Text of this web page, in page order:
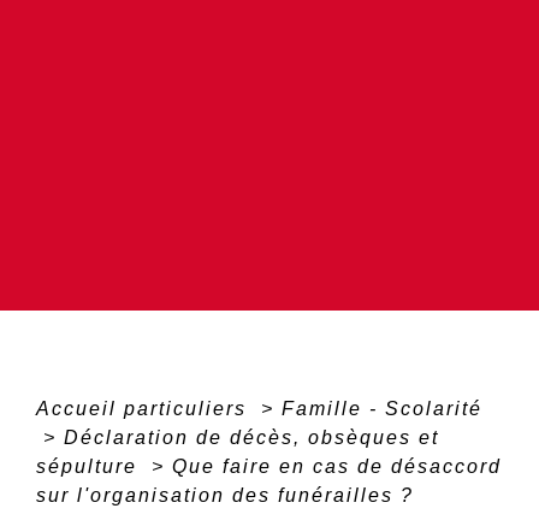
Accueil particuliers > Famille - Scolarité
> Déclaration de décès, obsèques et
sépulture
> Que faire en cas de désaccord
sur l'organisation des funérailles ?